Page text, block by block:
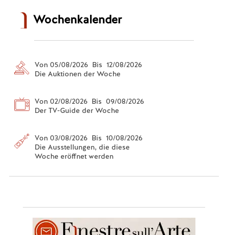
Wochenkalender
Von 05/08/2026 Bis 12/08/2026
Die Auktionen der Woche
Von 02/08/2026 Bis 09/08/2026
Der TV-Guide der Woche
Von 03/08/2026 Bis 10/08/2026
Die Ausstellungen, die diese
Woche eröffnet werden